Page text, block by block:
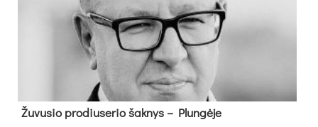
Žu­vu­sio pro­diu­se­rio šak­nys – Plun­gė­je